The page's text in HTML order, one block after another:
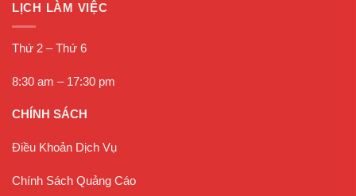
LỊCH LÀM VIỆC
Thứ 2 – Thứ 6
8:30 am – 17:30 pm
CHÍNH SÁCH
Điều Khoản Dịch Vụ
Chính Sách Quảng Cáo